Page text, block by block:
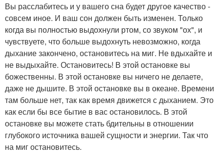
Вы расслабитесь и у вашего сна будет другое качество -
совсем иное. И ваш сон должен быть изменен. Только
когда вы полностью выдохнули ртом, со звуком "ох", и
чувствуете, что больше выдохнуть невозможно, когда
дыхание закончено, остановитесь на миг. Не вдыхайте и
не выдыхайте. Остановитесь! В этой остановке вы
божественны. В этой остановке вы ничего не делаете,
даже не дышите. В этой остановке вы в океане. Времени
там больше нет, так как время движется с дыханием. Это
как если бы все бытие в вас остановилось. В этой
остановке вы можете стать бдительны в отношении
глубокого источника вашей сущности и энергии. Так что
на миг остановитесь.